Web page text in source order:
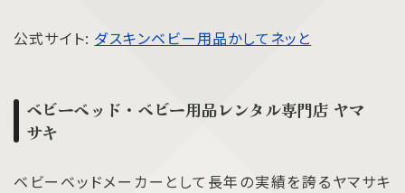
公式サイト: ダスキンベビー用品かしてネッと
ベビーベッド・ベビー用品レンタル専門店 ヤマ
サキ
ベビーベッドメーカーとして長年の実績を誇るヤマサキ